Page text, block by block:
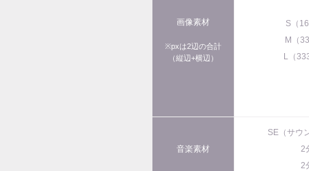
画像素材
※pxは2辺の合計
（縦辺+横辺）
S（
M（
L（
音楽素材
SE（サウ
2
2